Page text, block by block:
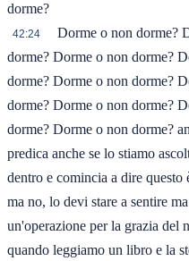
dorme?
42:24
Dorme o non dorme?
dorme? Dorme o non dorme?
dorme? Dorme o non dorme?
dorme? Dorme o non dorme?
dorme? Dorme o non dorme?
predica anche se lo stiamo
dentro e comincia a dire questo
ma no, lo devi stare a sentire
un'operazione per la grazia del
quando leggiamo un libro e la